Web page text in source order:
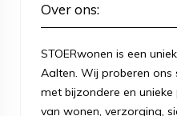
Over ons:
STOERwonen is een
Aalten. Wij proberen ons
met bijzondere en
van wonen, verzorging,